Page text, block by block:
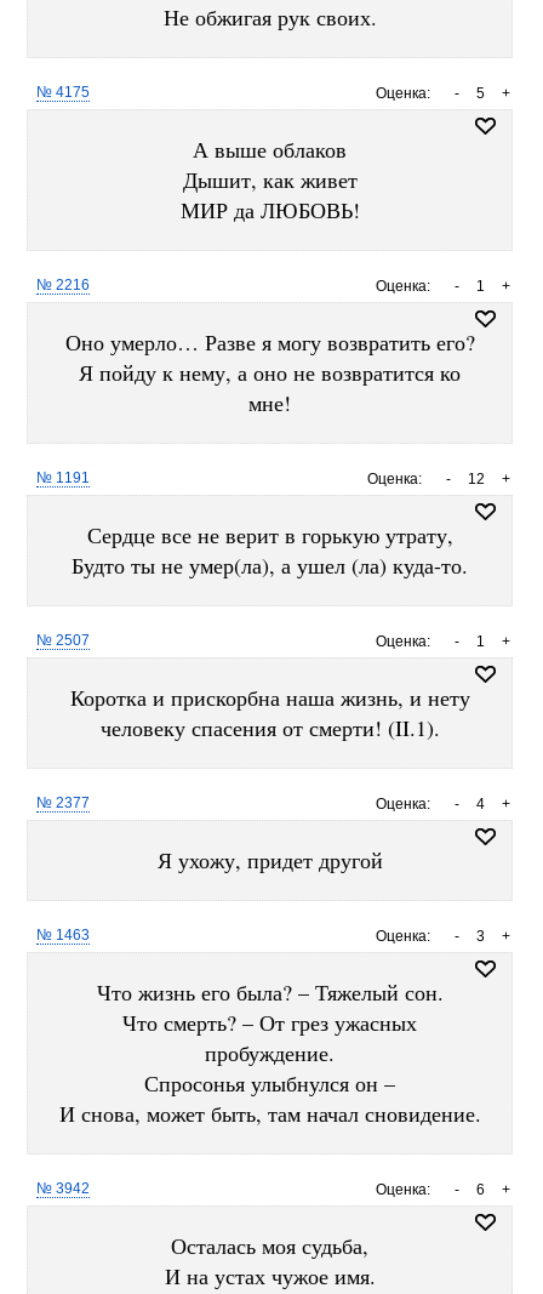
Не обжигая рук своих.
Оценка: +
5
-
№ 4175
А выше облаков
Дышит, как живет
МИР да ЛЮБОВЬ!
Оценка: +
1
-
№ 2216
Оно умерло… Разве я могу возвратить его?
Я пойду к нему, а оно не возвратится ко
мне!
Оценка: +
12
-
№ 1191
Сердце все не верит в горькую утрату,
Будто ты не умер(ла), а ушел (ла) куда-то.
Оценка: +
1
-
№ 2507
Коротка и прискорбна наша жизнь, и нету
человеку спасения от смерти! (II.1).
Оценка: +
4
-
№ 2377
Я ухожу, придет другой
Оценка: +
3
-
№ 1463
Что жизнь его была? – Тяжелый сон.
Что смерть? – От грез ужасных
пробуждение.
Спросонья улыбнулся он –
И снова, может быть, там начал сновидение.
Оценка: +
6
-
№ 3942
Осталась моя судьба,
И на устах чужое имя.